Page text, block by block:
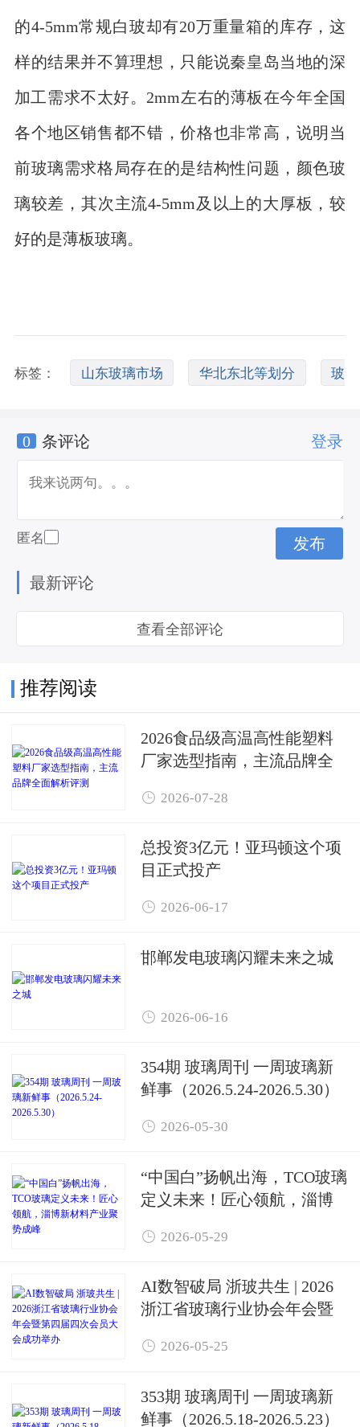
的4-5mm常规白玻却有20万重量箱的库存，这
样的结果并不算理想，只能说秦皇岛当地的深
加工需求不太好。2mm左右的薄板在今年全国
各个地区销售都不错，价格也非常高，说明当
前玻璃需求格局存在的是结构性问题，颜色玻
璃较差，其次主流4-5mm及以上的大厚板，较
好的是薄板玻璃。
标签： 山东玻璃市场 华北东北等划分 玻
璃市场价格
0 条评论 登录
匿名
最新评论
查看全部评论
推荐阅读
2026食品级高温高性能塑料
厂家选型指南，主流品牌全
 2026-07-28
总投资3亿元！亚玛顿这个项
目正式投产
 2026-06-17
邯郸发电玻璃闪耀未来之城
 2026-06-16
354期 玻璃周刊 一周玻璃新
鲜事（2026.5.24-2026.5.30）
 2026-05-30
“中国白”扬帆出海，TCO玻璃
定义未来！匠心领航，淄博
 2026-05-29
AI数智破局 浙玻共生 | 2026
浙江省玻璃行业协会年会暨
办
 2026-05-25
353期 玻璃周刊 一周玻璃新
鲜事（2026.5.18-2026.5.23）